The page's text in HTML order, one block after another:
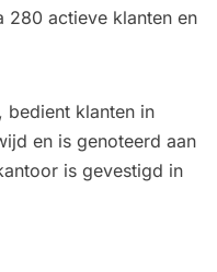
280 actieve klanten en
bedient klanten in
en is genoteerd aan
is gevestigd in